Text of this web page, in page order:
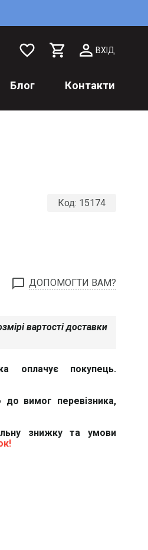
favorite_border ВХІД
Блог Контакти
Код: 15174
chat_bubble_outline ДОПОМОГТИ ВАМ?
вартості доставки
оплачує покупець.
до вимог перевізника,
знижку та умови